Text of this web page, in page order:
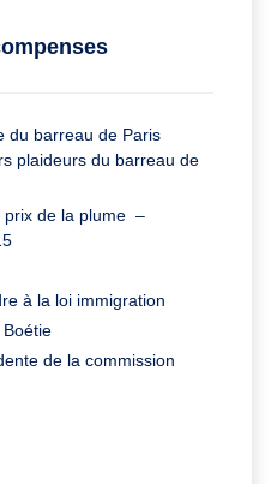
du barreau de Paris
plaideurs du barreau de
prix de la plume –
à la loi immigration
Boétie
de la commission